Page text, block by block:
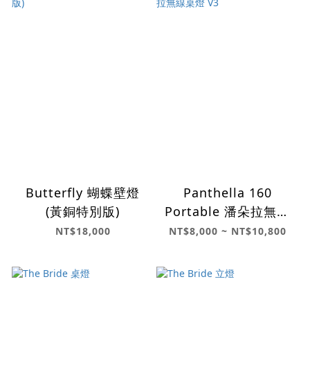
Butterfly 蝴蝶壁燈
(黃銅特別版)
NT$18,000
Panthella 160
Portable 潘朵拉無線
桌燈 V3
NT$8,000 ~ NT$10,800